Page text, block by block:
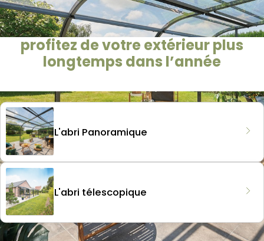
profitez de votre extérieur plus
longtemps dans l’année
L'abri Panoramique
L'abri télescopique